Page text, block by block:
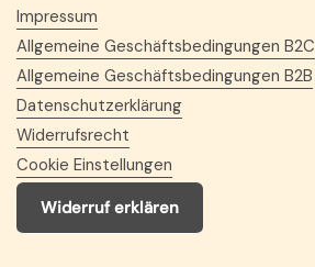
Impressum
Allgemeine Geschäftsbedingungen B2C
Allgemeine Geschäftsbedingungen B2B
Datenschutzerklärung
Widerrufsrecht
Cookie Einstellungen
Widerruf erklären